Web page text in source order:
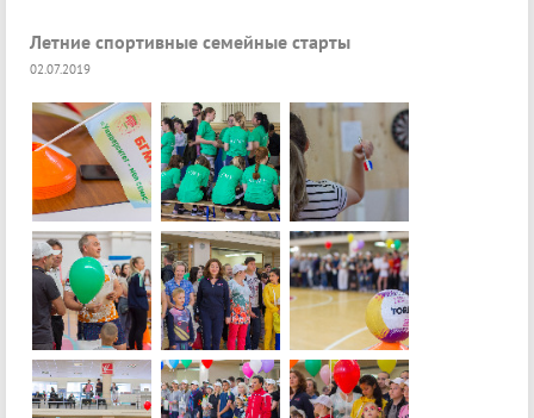
Летние спортивные семейные старты
02.07.2019